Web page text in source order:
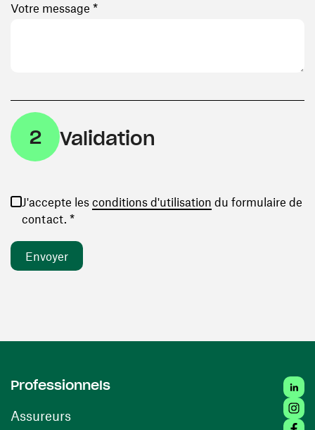
Votre message *
2 Validation
J'accepte les conditions d'utilisation (ouvre une
du formulaire de
contact. *
Professionnels
Assureurs